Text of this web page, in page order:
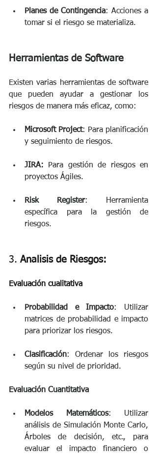
Planes de Contingencia: Acciones a
tomar si el riesgo se materializa.
Herramientas de Software
Existen varias herramientas de software
que pueden ayudar a gestionar los
riesgos de manera más eficaz, como:
Microsoft Project: Para planificación
y seguimiento de riesgos.
JIRA: Para gestión de riesgos en
proyectos Ágiles.
Risk Register: Herramienta
específica para la gestión de
riesgos.
3. Analisis de Riesgos:
Evaluación cualitativa
Probabilidad e Impacto: Utilizar
matrices de probabilidad e impacto
para priorizar los riesgos.
Clasificación: Ordenar los riesgos
según su nivel de prioridad.
Evaluación Cuantitativa
Modelos Matemáticos: Utilizar
análisis de Simulación Monte Carlo,
Árboles de decisión, etc., para
evaluar el impacto financiero o